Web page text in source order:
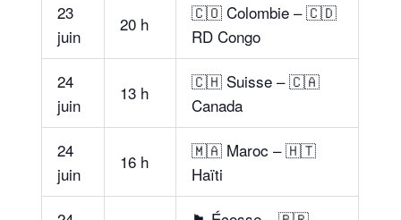
23
juin
20 h
🇨🇴 Colombie – 🇨🇩
RD Congo
24
juin
13 h
🇨🇭 Suisse – 🇨🇦
Canada
24
juin
16 h
🇲🇦 Maroc – 🇭🇹
Haïti